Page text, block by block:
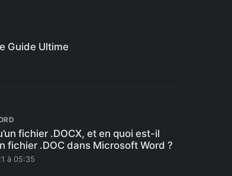
Guide Ultime
fichier .DOCX, et en quoi est-il
fichier .DOC dans Microsoft Word ?
à 05:35